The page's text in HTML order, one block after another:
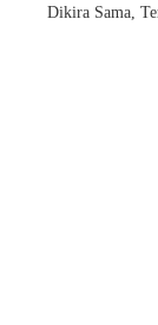
Dikira Sama,